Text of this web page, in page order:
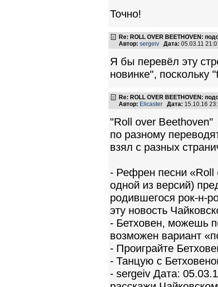
Точно!
Re: ROLL OVER BEETHOVEN:
Автор: sergeiv Дата: 05.03.11
Я бы перевёл эту
новинке", поскольку
Re: ROLL OVER BEETHOVEN:
Автор: Elicaster Дата: 15.10.16
"Roll over Beethoven"
по разному
взял с разных
- Рефрен песни «Roll
одной из версий)
родившегося рок-н-
эту новость
- Бетховен, можешь
возможен вариант
- Проиграйте
- Танцую с
- sergeiv Дата: